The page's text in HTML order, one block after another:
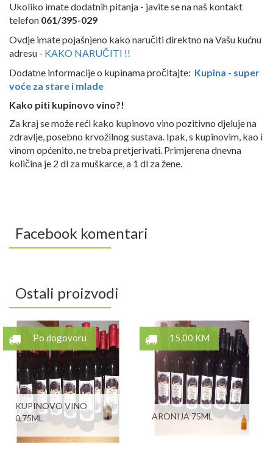
Ukoliko imate dodatnih pitanja - javite se na naš kontakt
telefon 061/395-029
Ovdje imate pojašnjeno kako naručiti direktno na Vašu kućnu
adresu - KAKO NARUČITI !!
Dodatne informacije o kupinama pročitajte: Kupina - super
voće za stare i mlade
Kako piti kupinovo vino?!
Za kraj se može reći kako kupinovo vino pozitivno djeluje na
zdravlje, posebno krvožilnog sustava. Ipak, s kupinovim, kao i
vinom općenito, ne treba pretjerivati. Primjerena dnevna
količina je 2 dl za muškarce, a 1 dl za žene.
Facebook komentari
Ostali proizvodi
Po dogovoru
KUPINOVO VINO
0,75ML
15,00 KM
ARONIJA 75ML